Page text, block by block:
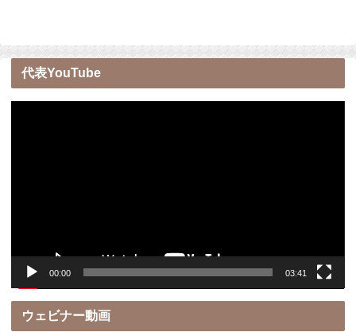
代表YouTube
00:00 03:41
ウェビナー動画